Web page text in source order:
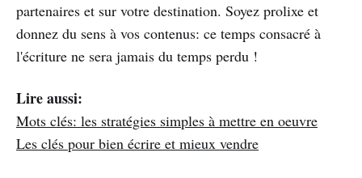
partenaires et sur votre destination. Soyez prolixe et
donnez du sens à vos contenus: ce temps consacré à
l'écriture ne sera jamais du temps perdu !
Lire aussi:
Mots clés: les stratégies simples à mettre en oeuvre
Les clés pour bien écrire et mieux vendre